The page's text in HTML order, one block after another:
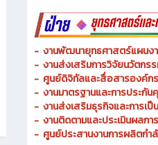
- งานพัฒนายุทธศาสตร์แผนง
- งานส่งเสริมการวิจัยนวัตกร
- ศูนย์ดิจิทัลและสื่อสารองค์กร
- งานมาตรฐานและการประกั
- งานส่งเสริมธุรกิจและการเ
- งานติดตามและประเมินผลกา
- ศูนย์ประสานงานการผลิตกำ